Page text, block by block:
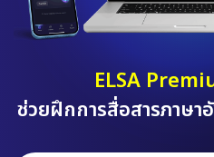
ELSA
ช่วยฝึกการสื่อสารภาษ